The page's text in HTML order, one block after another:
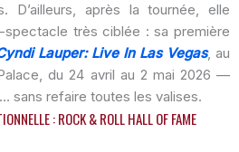
D’ailleurs, après la tournée, elle
spectacle très ciblée : sa première
Lauper: Live In Las Vegas, au
du 24 avril au 2 mai 2026 —
sans refaire toutes les valises.
: ROCK & ROLL HALL OF FAME